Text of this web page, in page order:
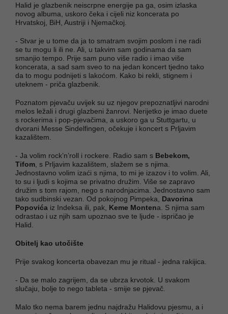
Halid je glazbenik neiscrpne energije pa ga, osim izlaska
novog albuma, uskoro čeka i cijeli niz koncerata po
Hrvatskoj, BiH, Austriji i Njemačkoj.
- Stvar je u tome da ja to smatram svojim poslom i ne radi
se tu mogu li ili ne. Ali, u takvim sam godinama da sam
smanjio tempo. Prije sam puno više radio i imao više
koncerata, a sad sam sveo to na jedan koncert tjedno tako
da to mogu podnijeti s lakoćom. Kako bi rekli, stignem i
uteknem - priča glazbenik.
Poznatom pjevaču uvijek su uz njegov prepoznatljivi narodni
melos ležali i drugi glazbeni žanrovi. Nerijetko je imao duete
s rockerima i pop-pjevačima, a uskoro ga u Stuttgartu, u
dvorani Messe Sindelfingen, očekuje i koncert s Prljavim
kazalištem.
- Ja volim rock’n’roll i rockere. Radio sam s Bebekom,
Tifom , s Prljavim kazalištem, slažem se s njima.
Jednostavno volim izaći s njima, to mi je izazov i to volim. Ali,
to su i ljudi s kojima se privatno družim. Više se zapravo
družim s tom rajom, nego s narodnjacima. Jednostavno sam
tako sudbinski vezan. Od pokojnog Pimpeka, Davorina
Popovića iz Indeksa ili, pak, Keme Montena. S njima sam
odrastao i uz njih sam upoznao sve te ljude - ispričao je
Halid.
Obitelj kao utočište
Prije svakog koncerta obavezan mu je ritual - jedna rakijica.
- Da se malo zagrijem, da se ubrza krvotok. U svakom
slučaju, bolje to nego tableta - smije se pjevač.
Malo tko nema barem jednu najdražu Halidovu pjesmu, a i